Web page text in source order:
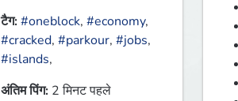
टैग:#oneblock, #economy,
#cracked, #parkour, #jobs,
#islands,
अंतिम पिंग: 2 मिनट पहले